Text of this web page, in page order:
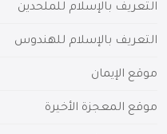
التعريف بالإسلام للملحدين
التعريف بالإسلام للهندوس
موقع الإيمان
موقع المعجزة الأخيرة